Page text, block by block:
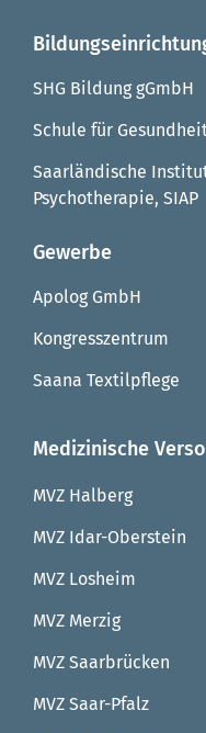
SHG Bildung gGmbH
Schule für
Saarländische
Psychotherapie, SIAP
Gewerbe
Apolog GmbH
Kongresszentrum
Saana Textilpflege
Medizinische
MVZ Halberg
MVZ Idar-Oberstein
MVZ Losheim
MVZ Merzig
MVZ Saarbrücken
MVZ Saar-Pfalz